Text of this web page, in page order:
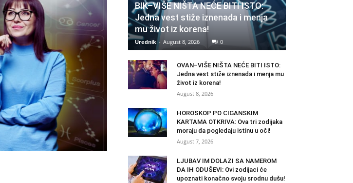
BIK–VIŠE NIŠTA NEĆE BITI ISTO:
Jedna vest stiže iznenada i menja
mu život iz korena!
Urednik - August 8, 2026 0
OVAN–VIŠE NIŠTA NEĆE BITI ISTO:
Jedna vest stiže iznenada i menja mu
život iz korena!
August 8, 2026
HOROSKOP PO CIGANSKIM
KARTAMA OTKRIVA: Ova tri zodijaka
moraju da pogledaju istinu u oči!
August 7, 2026
LJUBAV IM DOLAZI SA NAMEROM
DA IH ODUŠEVI: Ovi zodijaci će
upoznati konačno svoju srodnu dušu!